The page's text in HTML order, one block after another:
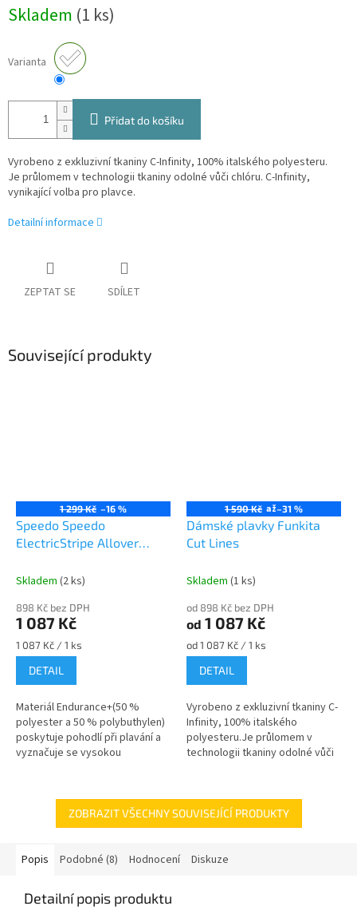
Skladem (1 ks)
Varianta
Přidat do košíku
Vyrobeno z exkluzivní tkaniny C-Infinity, 100% italského polyesteru.
Je průlomem v technologii tkaniny odolné vůči chlóru. C-Infinity,
vynikající volba pro plavce.
Detailní informace
ZEPTAT SE SDÍLET
Související produkty
1 299 Kč –16 %
Speedo Speedo
ElectricStripe Allover
Black/White/Green
Skladem (2 ks)
898 Kč bez DPH
1 087 Kč
Měrná
cena:
1 087 Kč / 1 ks
DETAIL
Materiál Endurance+(50 %
polyester a 50 % polybuthylen)
poskytuje pohodlí při plavání a
vyznačuje se vysokou
1 590 Kč až–31 %
Dámské plavky Funkita
Cut Lines
Skladem (1 ks)
od 898 Kč bez DPH
od 1 087 Kč
Měrná
cena:
od 1 087 Kč / 1 ks
DETAIL
Vyrobeno z exkluzivní tkaniny C-
Infinity, 100% italského
polyesteru.Je průlomem v
technologii tkaniny odolné vůči
ZOBRAZIT VŠECHNY SOUVISEJÍCÍ PRODUKTY
Popis Podobné (8) Hodnocení Diskuze
Detailní popis produktu